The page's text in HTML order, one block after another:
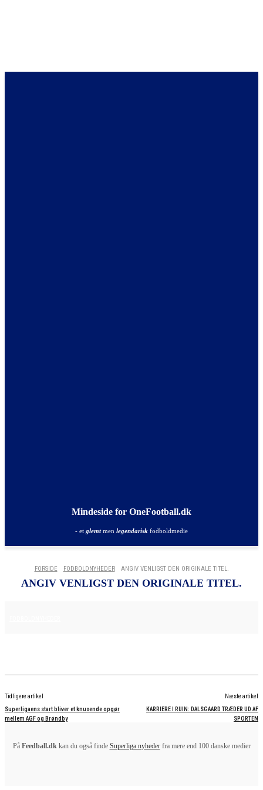
Mindeside for OneFootball.dk
- et glemtmen legendarisk fodboldmedie
FORSIDE FODBOLDNYHEDER ANGIV VENLIGST DEN ORIGINALE TITEL.
ANGIV VENLIGST DEN ORIGINALE TITEL.
Tidligere artikel
Superligaens start bliver et knusende opgør
mellem AGF og Brøndby
Næste artikel
KARRIERE I RUIN: DALSGAARD TRÆDER UD AF
SPORTEN
På Feedball.dkkan du også finde Superliga nyhederfra mere end 100 danske medier